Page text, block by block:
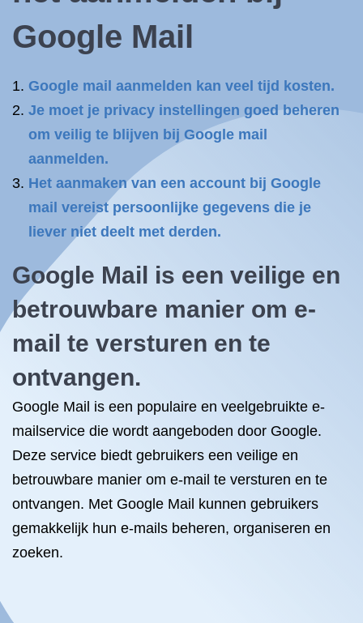
Google Mail
Google mail aanmelden kan veel tijd kosten.
Je moet je privacy instellingen goed beheren
om veilig te blijven bij Google mail
aanmelden.
Het aanmaken van een account bij Google
mail vereist persoonlijke gegevens die je
liever niet deelt met derden.
Google Mail is een veilige en
betrouwbare manier om e-
mail te versturen en te
ontvangen.
Google Mail is een populaire en veelgebruikte e-
mailservice die wordt aangeboden door Google.
Deze service biedt gebruikers een veilige en
betrouwbare manier om e-mail te versturen en te
ontvangen. Met Google Mail kunnen gebruikers
gemakkelijk hun e-mails beheren, organiseren en
zoeken.